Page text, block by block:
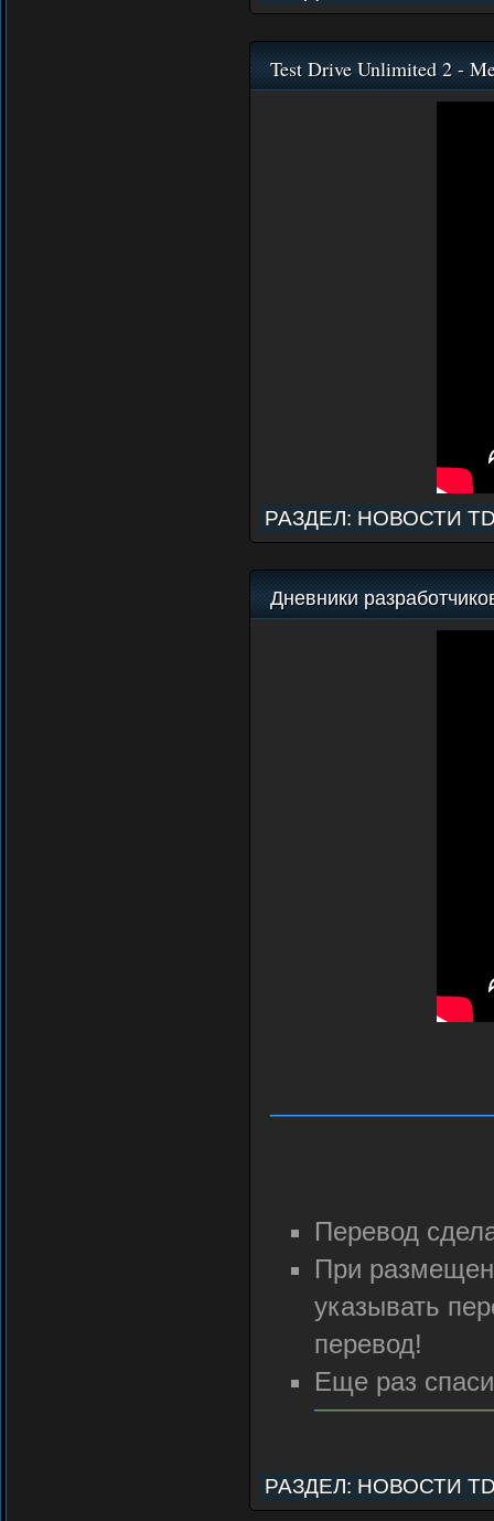
Test Drive Unlimited 2 -
РАЗДЕЛ: НОВОСТИ
Дневники
Перевод
При
указывать
перевод!
Еще раз
РАЗДЕЛ: НОВОСТИ